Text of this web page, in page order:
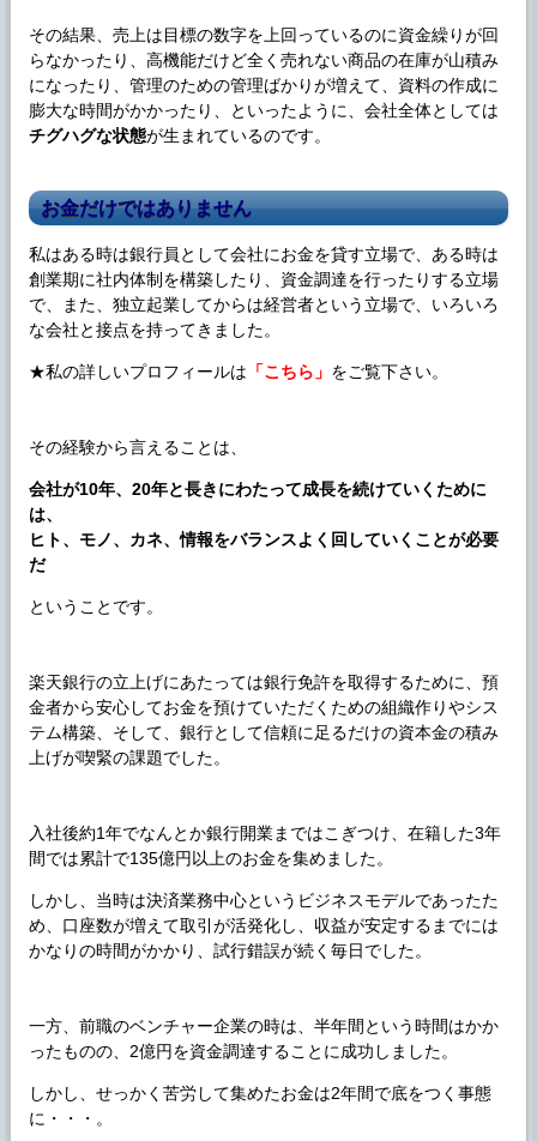
その結果、売上は目標の数字を上回っているのに資金繰りが回
らなかったり、高機能だけど全く売れない商品の在庫が山積み
になったり、管理のための管理ばかりが増えて、資料の作成に
膨大な時間がかかったり、といったように、会社全体としては
チグハグな状態が生まれているのです。
お金だけではありません
私はある時は銀行員として会社にお金を貸す立場で、ある時は
創業期に社内体制を構築したり、資金調達を行ったりする立場
で、また、独立起業してからは経営者という立場で、いろいろ
な会社と接点を持ってきました。
★私の詳しいプロフィールは 「こちら」 をご覧下さい。
その経験から言えることは、
会社が10年、20年と長きにわたって成長を続けていくために
は、
ヒト、モノ、カネ、情報をバランスよく回していくことが必要
だ
ということです。
楽天銀行の立上げにあたっては銀行免許を取得するために、預
金者から安心してお金を預けていただくための組織作りやシス
テム構築、そして、銀行として信頼に足るだけの資本金の積み
上げが喫緊の課題でした。
入社後約1年でなんとか銀行開業まではこぎつけ、在籍した3年
間では累計で135億円以上のお金を集めました。
しかし、当時は決済業務中心というビジネスモデルであったた
め、口座数が増えて取引が活発化し、収益が安定するまでには
かなりの時間がかかり、試行錯誤が続く毎日でした。
一方、前職のベンチャー企業の時は、半年間という時間はかか
ったものの、2億円を資金調達することに成功しました。
しかし、せっかく苦労して集めたお金は2年間で底をつく事態
に・・・。